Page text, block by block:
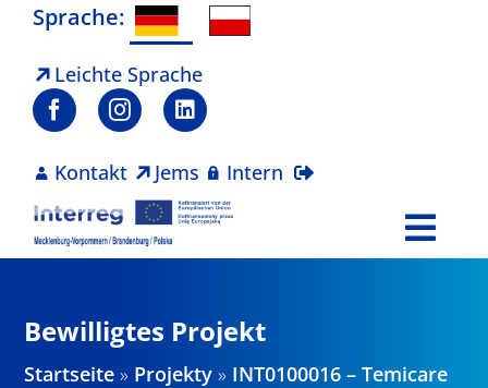
Zum
springen
Sprache:
Leichte Sprache
Kontakt Jems Intern
Projekte
Bewilligtes Projekt
Startseite » Projekty » INT0100016 – Temicare